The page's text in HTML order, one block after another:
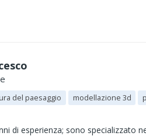
del paesaggio modellazione 3d
di esperienza; sono specializzato